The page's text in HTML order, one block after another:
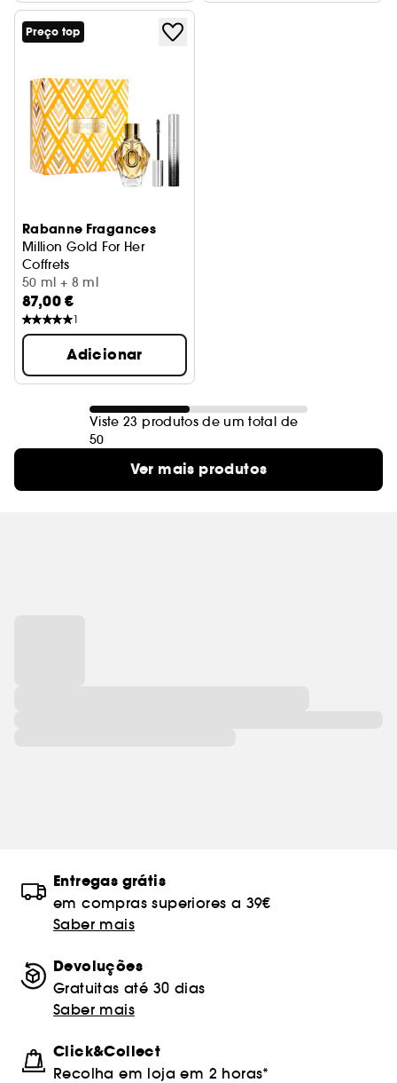
Preço top
Rabanne Fragances
Million Gold For Her
Coffrets
50 ml + 8 ml
87,00 €
1
Adicionar
Viste 23 produtos de um total de
50
Ver mais produtos
Entregas grátis
em compras superiores a 39€
Saber mais
Devoluções
Gratuitas até 30 dias
Saber mais
Click&Collect
Recolha em loja em 2 horas*